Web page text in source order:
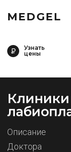
MEDGEL
Узнать
цены
Описание
Доктора